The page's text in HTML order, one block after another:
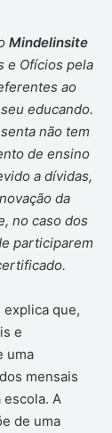
Mindelinsite
e Ofícios pela
ao
educando.
não tem
de ensino
a dívidas,
da
no caso dos
participarem
explica que,
e
uma
mensais
A
de uma